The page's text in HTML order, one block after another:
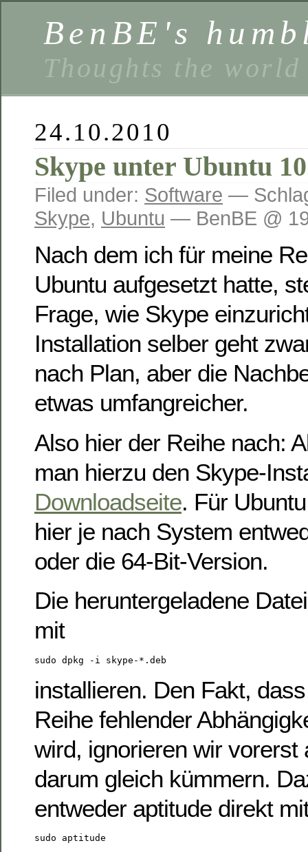
BenBE's
Thoughts the
24.10.2010
Skype unter Ubuntu
Filed under: Software —
Skype, Ubuntu — BenBE @
Nach dem ich für meine
Ubuntu aufgesetzt hatte,
Frage, wie Skype
Installation selber geht
nach Plan, aber die
etwas umfangreicher.
Also hier der Reihe nach:
man hierzu den Skype-
Downloadseite. Für
hier je nach System
oder die 64-Bit-Version.
Die heruntergeladene
mit
sudo dpkg -i skype-*.deb
installieren. Den Fakt,
Reihe fehlender
wird, ignorieren wir vorerst
darum gleich kümmern.
entweder aptitude direkt
sudo aptitude